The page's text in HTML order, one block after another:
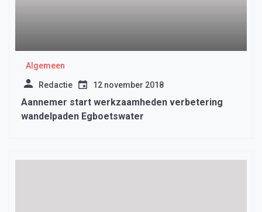
Algemeen
Redactie 12 november 2018
Aannemer start werkzaamheden verbetering
wandelpaden Egboetswater